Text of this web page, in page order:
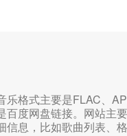
格式主要是FLAC、
度网盘链接。网站主
息，比如歌曲列表、